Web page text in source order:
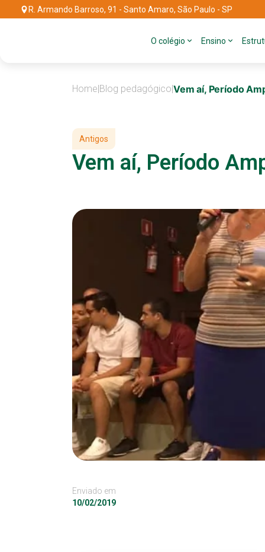
R. Armando Barroso, 91 - Santo Amaro, São Paulo - SP
O colégio Ensino
Home|Blog pedagógico|Vem aí, Período
Antigos
Vem aí, Período
Enviado em
10/02/2019